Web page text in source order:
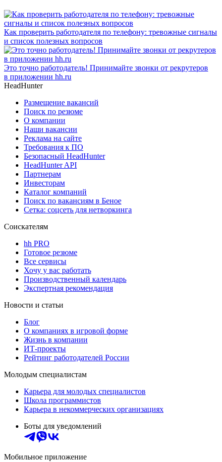
Как проверить работодателя по телефону: тревожные сигналы
и список полезных вопросов
Это точно работодатель! Принимайте звонки от рекрутеров
в приложении hh.ru
HeadHunter
Размещение вакансий
Поиск по резюме
О компании
Наши вакансии
Реклама на сайте
Требования к ПО
Безопасный HeadHunter
HeadHunter API
Партнерам
Инвесторам
Каталог компаний
Поиск по вакансиям в Беное
Сетка: соцсеть для нетворкинга
Соискателям
hh PRO
Готовое резюме
Все сервисы
Хочу у вас работать
Производственный календарь
Экспертная рекомендация
Новости и статьи
Блог
О компаниях в игровой форме
Жизнь в компании
ИТ-проекты
Рейтинг работодателей России
Молодым специалистам
Карьера для молодых специалистов
Школа программистов
Карьера в некоммерческих организациях
Боты для уведомлений
Мобильное приложение